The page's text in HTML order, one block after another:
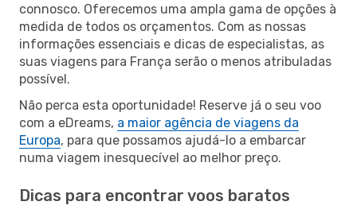
connosco. Oferecemos uma ampla gama de opções à
medida de todos os orçamentos. Com as nossas
informações essenciais e dicas de especialistas, as
suas viagens para França serão o menos atribuladas
possível.
Não perca esta oportunidade! Reserve já o seu voo
com a eDreams, a maior agência de viagens da
Europa, para que possamos ajudá-lo a embarcar
numa viagem inesquecível ao melhor preço.
Dicas para encontrar voos baratos